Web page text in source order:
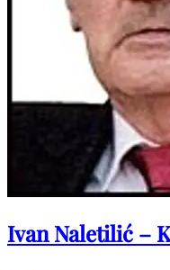
Ivan Naletilić –